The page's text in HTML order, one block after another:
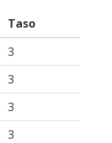
Taso
3
3
3
3